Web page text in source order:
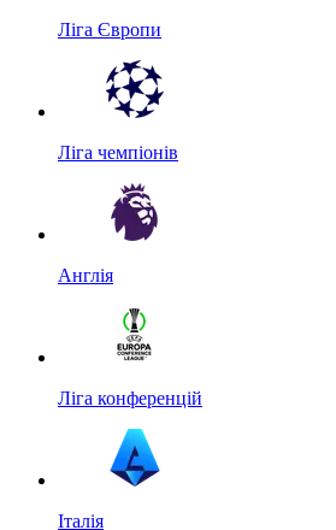
Ліга Європи
Ліга чемпіонів
Англія
Ліга конференцій
Італія